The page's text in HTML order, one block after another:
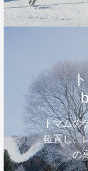
トマムの
位置し、
の